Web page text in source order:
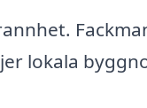
lokala